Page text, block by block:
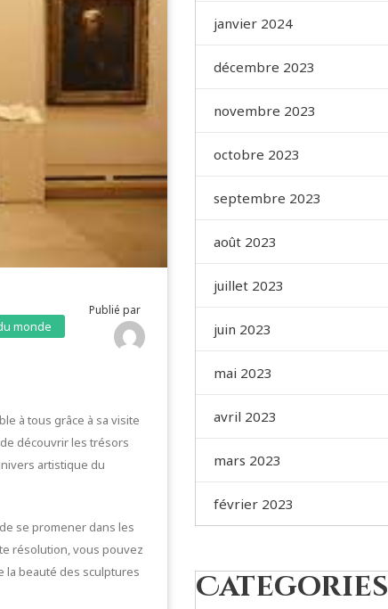
monde
Publié par
à tous grâce à sa visite
découvrir les trésors
artistique du
se promener dans les
résolution, vous pouvez
la beauté des sculptures
janvier 2024
décembre 2023
novembre 2023
octobre 2023
septembre 2023
août 2023
juillet 2023
juin 2023
mai 2023
avril 2023
mars 2023
février 2023
Categories